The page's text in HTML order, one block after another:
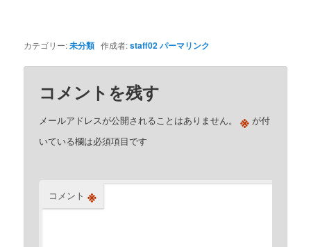
カテゴリー:未分類 作成者:staff02パーマリンク
コメントを残す
メールアドレスが公開されることはありません。 ※ が付
いている欄は必須項目です
コメント ※